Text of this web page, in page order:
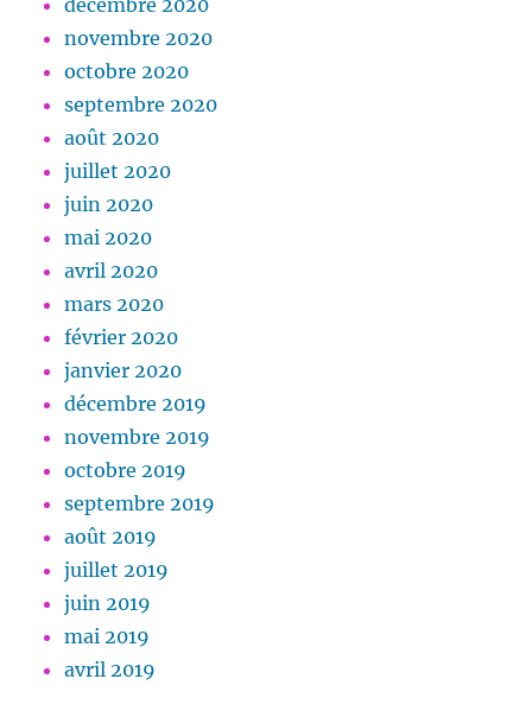
novembre 2020
octobre 2020
septembre 2020
août 2020
juillet 2020
juin 2020
mai 2020
avril 2020
mars 2020
février 2020
janvier 2020
décembre 2019
novembre 2019
octobre 2019
septembre 2019
août 2019
juillet 2019
juin 2019
mai 2019
avril 2019